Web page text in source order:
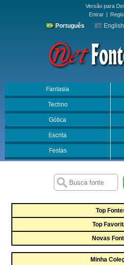
Versão para
Entrar |
Português English
Fantasia
Techno
Gótica
Escrita
Festas
Top
Top
Novas
Minha